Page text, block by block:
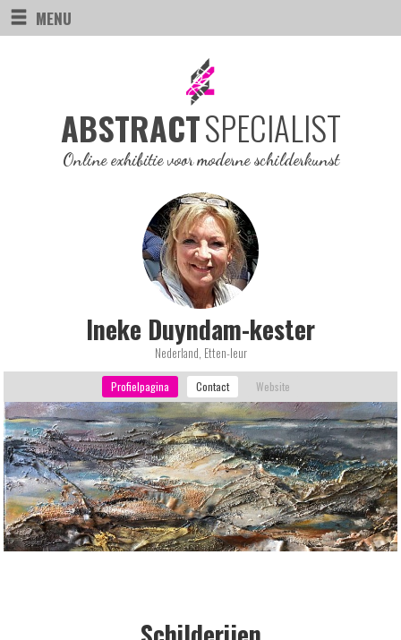
MENU
ABSTRACTSPECIALIST
Online exhibitie voor moderne schilderkunst
Ineke Duyndam-kester
Nederland, Etten-leur